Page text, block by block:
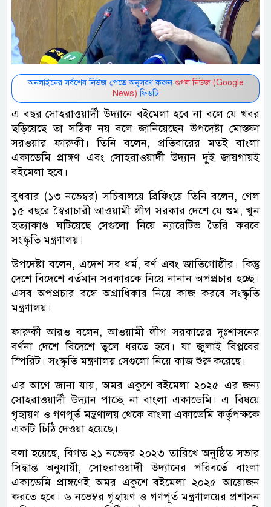
অনলাইনের সর্বশেষ নিউজ পেতে অনুসরণ করুন গুগল নিউজ (Google
News) ফিডটি
এ বছর সোহরাওয়ার্দী উদ্যানে বইমেলা হবে না বলে যে খবর
ছড়িয়েছে তা সঠিক নয় বলে জানিয়েছেন উপদেষ্টা মোস্তফা
সরওয়ার ফারুকী। তিনি বলেন, প্রতিবারের মতই বাংলা
একাডেমি প্রাঙ্গণ এবং সোহরাওয়ার্দী উদ্যান দুই জায়গায়ই
বইমেলা হবে।
বুধবার (১৩ নভেম্বর) সচিবালয়ে ব্রিফিংয়ে তিনি বলেন, গেল
১৫ বছরে স্বৈরাচারী আওয়ামী লীগ সরকার দেশে যে গুম, খুন
হত্যাকাণ্ড ঘটিয়েছে সেগুলো নিয়ে ন্যারেটিভ তৈরি করবে
সংস্কৃতি মন্ত্রণালয়।
উপদেষ্টা বলেন, এদেশ সব ধর্ম, বর্ণ এবং জাতিগোষ্ঠীর। কিন্তু
দেশে বিদেশে বর্তমান সরকারকে নিয়ে নানান অপপ্রচার হচ্ছে।
এসব অপপ্রচার বন্ধে অগ্রাধিকার নিয়ে কাজ করবে সংস্কৃতি
মন্ত্রণালয়।
ফারুকী আরও বলেন, আওয়ামী লীগ সরকারের দুঃশাসনের
বর্ণনা দেশে বিদেশে তুলে ধরতে হবে। যা জুলাই বিপ্লবের
স্পিরিট। সংস্কৃতি মন্ত্রণালয় সেগুলো নিয়ে কাজ শুরু করেছে।
এর আগে জানা যায়, অমর একুশে বইমেলা ২০২৫–এর জন্য
সোহরাওয়ার্দী উদ্যান পাচ্ছে না বাংলা একাডেমি। এ বিষয়ে
গৃহায়ণ ও গণপূর্ত মন্ত্রণালয় থেকে বাংলা একাডেমি কর্তৃপক্ষকে
একটি চিঠি দেওয়া হয়েছে।
বলা হয়েছে, বিগত ২১ নভেম্বর ২০২৩ তারিখে অনুষ্ঠিত সভার
সিদ্ধান্ত অনুযায়ী, সোহরাওয়ার্দী উদ্যানের পরিবর্তে বাংলা
একাডেমি প্রাঙ্গণেই অমর একুশে বইমেলা ২০২৫ আয়োজন
করতে হবে। ৬ নভেম্বর গৃহায়ণ ও গণপূর্ত মন্ত্রণালয়ের প্রশাসন